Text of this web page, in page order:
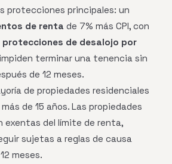
protecciones principales: un
de renta de 7% más CPI, con
protecciones de desalojo por
terminar una tenencia sin
de 12 meses.
de propiedades residenciales
de 15 años. Las propiedades
exentas del límite de renta,
sujetas a reglas de causa
meses.